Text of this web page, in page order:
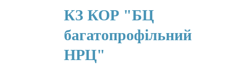
КЗ КОР "БЦ
багатопрофільний
НРЦ"